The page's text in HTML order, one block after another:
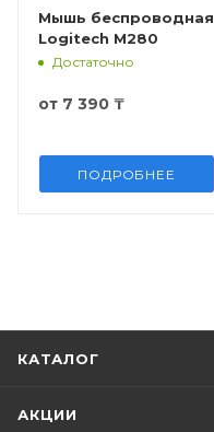
Мышь беспроводная
Logitech М280
Достаточно
от 7 390 ₸
ПОДРОБНЕЕ
КАТАЛОГ
АКЦИИ